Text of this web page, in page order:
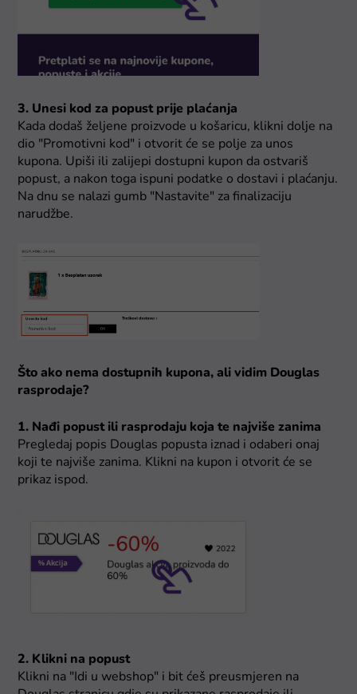
3. Unesi kod za popust prije plaćanja
Kada dodaš željene proizvode u košaricu, klikni dolje na
dio "Promotivni kod" i otvorit će se polje za unos
kupona. Upiši ili zalijepi dostupni kupon da ostvariš
popust, a nakon toga ispuni podatke o dostavi i plaćanju.
Na dnu se nalazi gumb "Nastavite" za finalizaciju
narudžbe.
Što ako nema dostupnih kupona, ali vidim Douglas
rasprodaje?
1. Nađi popust ili rasprodaju koja te najviše zanima
Pregledaj popis Douglas popusta iznad i odaberi onaj
koji te najviše zanima. Klikni na kupon i otvorit će se
prikaz ispod.
2. Klikni na popust
Klikni na "Idi u webshop" i bit ćeš preusmjeren na